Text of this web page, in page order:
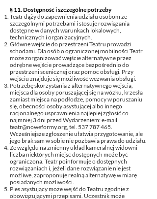
§ 11. Dostępność i szczególne potrzeby
Teatr dąży do zapewnienia udziału osobom ze
szczególnymi potrzebami i stosuje rozwiązania
dostępne w danych warunkach lokalowych,
technicznych i organizacyjnych.
Główne wejście do przestrzeni Teatru prowadzi
schodami. Dla osób o ograniczonej mobilności Teatr
może zorganizować wejście alternatywne przez
odrębne wejście prowadzące bezpośrednio do
przestrzeni scenicznej oraz pomoc obsługi. Przy
wejściu znajduje się możliwość wezwania obsługi.
Potrzebę skorzystania z alternatywnego wejścia,
miejsca dla osoby poruszającej się na wózku, krzesła
zamiast miejsca na podłodze, pomocy w poruszaniu
się, obecności osoby asystującej albo innego
racjonalnego usprawnienia najlepiej zgłosić co
najmniej 3 dni przed Wydarzeniem: e-mail
teatr@noweformy.org, tel. 537 787 465.
Wcześniejsze zgłoszenie ułatwia przygotowanie, ale
jego brak sam w sobie nie pozbawia prawa do udziału.
Ze względu na zmienny układ kameralnej widowni
liczba niektórych miejsc dostępnych może być
ograniczona. Teatr poinformuje o dostępnych
rozwiązaniach i, jeżeli dane rozwiązanie nie jest
możliwe, zaproponuje realną alternatywę w miarę
posiadanych możliwości.
Pies asystujący może wejść do Teatru zgodnie z
obowiązującymi przepisami. Uczestnik może